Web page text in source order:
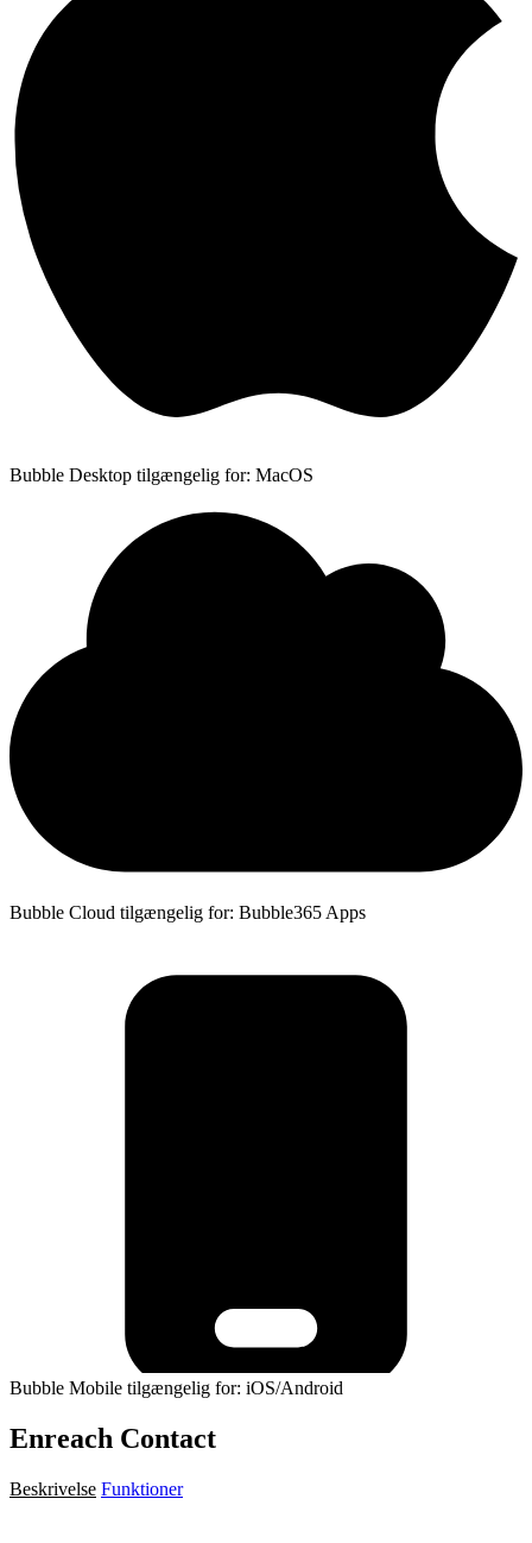
Bubble Desktop tilgængelig for: MacOS
Bubble Cloud tilgængelig for: Bubble365 Apps
Bubble Mobile tilgængelig for: iOS/Android
Enreach Contact
Beskrivelse Funktioner